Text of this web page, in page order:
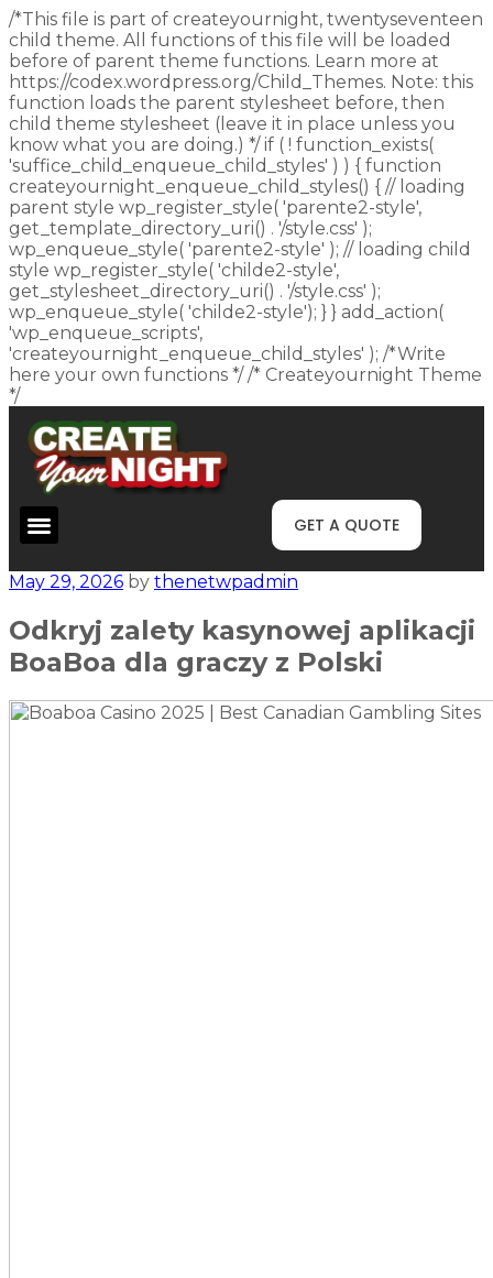
/*This file is part of createyournight, twentyseventeen
child theme. All functions of this file will be loaded
before of parent theme functions. Learn more at
https://codex.wordpress.org/Child_Themes. Note: this
function loads the parent stylesheet before, then
child theme stylesheet (leave it in place unless you
know what you are doing.) */ if ( ! function_exists(
'suffice_child_enqueue_child_styles' ) ) { function
createyournight_enqueue_child_styles() { // loading
parent style wp_register_style( 'parente2-style',
get_template_directory_uri() . '/style.css' );
wp_enqueue_style( 'parente2-style' ); // loading child
style wp_register_style( 'childe2-style',
get_stylesheet_directory_uri() . '/style.css' );
wp_enqueue_style( 'childe2-style'); } } add_action(
'wp_enqueue_scripts',
'createyournight_enqueue_child_styles' ); /*Write
here your own functions */ /* Createyournight Theme
*/
GET A QUOTE
May 29, 2026 by thenetwpadmin
Odkryj zalety kasynowej aplikacji
BoaBoa dla graczy z Polski